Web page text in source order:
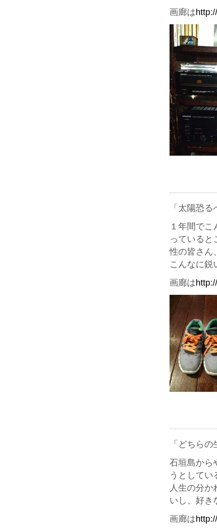
画廊は
「太陽恐
１年間で
っていると
性の皆さん
こんなに鋭
画廊は
「どちら
石垣島から
うとしてい
人生の分か
いし、好き
画廊は